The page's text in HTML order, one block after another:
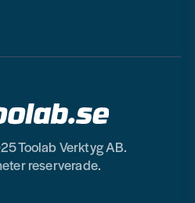
Toolab Verktyg AB.
reserverade.